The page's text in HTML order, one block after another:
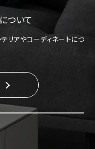
ついて
リアやコーディネートにつ